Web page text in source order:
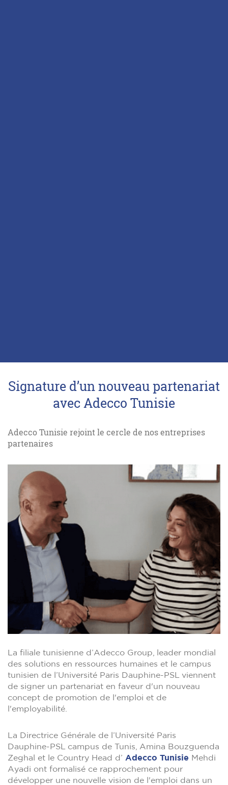
Signature d’un nouveau partenariat
avec Adecco Tunisie
Adecco Tunisie rejoint le cercle de nos entreprises
partenaires
La filiale tunisienne d’Adecco Group, leader mondial
des solutions en ressources humaines et le campus
tunisien de l’Université Paris Dauphine-PSL viennent
de signer un partenariat en faveur d'un nouveau
concept de promotion de l'emploi et de
l'employabilité.
La Directrice Générale de l’Université Paris
Dauphine-PSL campus de Tunis, Amina Bouzguenda
Zeghal et le Country Head d’ Adecco Tunisie Mehdi
Ayadi ont formalisé ce rapprochement pour
développer une nouvelle vision de l'emploi dans un